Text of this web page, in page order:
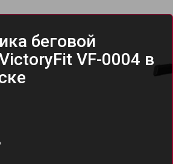
беговой
VF-0004 в